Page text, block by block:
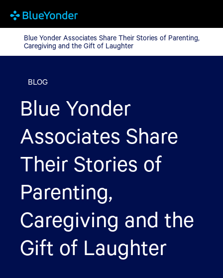
Blue Yonder Associates Share Their Stories of Parenting,
Blue Yonder Associates Share Their Stories of Parenting,
Caregiving and the Gift of Laughter
BLOG
Blue Yonder
Associates Share
Their Stories of
Parenting,
Caregiving and the
Gift of Laughter